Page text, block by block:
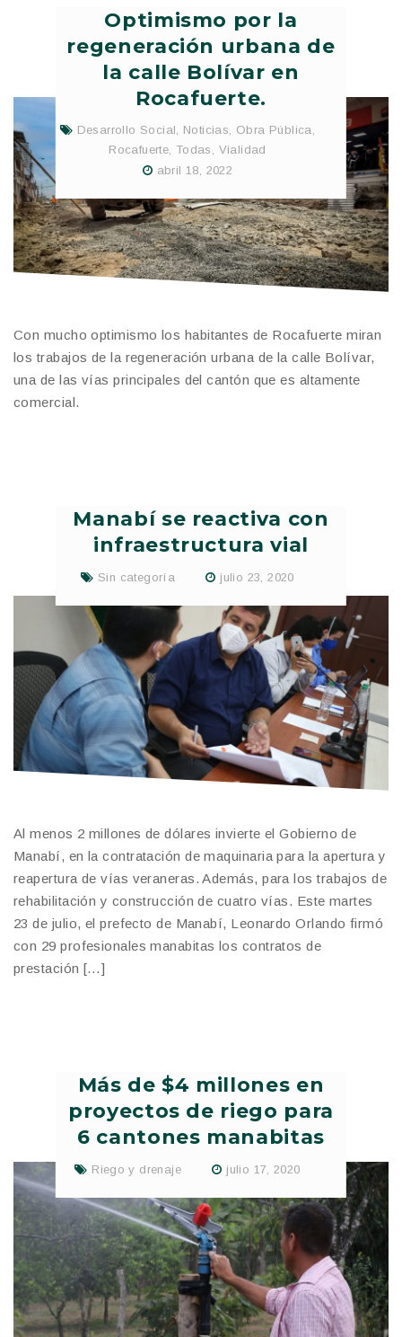
Optimismo por la
regeneración urbana de
la calle Bolívar en
Rocafuerte.
Desarrollo Social, Noticias, Obra Pública,
Rocafuerte, Todas , Vialidad
abril 18, 2022
Con mucho optimismo los habitantes de Rocafuerte miran
los trabajos de la regeneración urbana de la calle Bolívar,
una de las vías principales del cantón que es altamente
comercial.
Manabí se reactiva con
infraestructura vial
Sin categoría julio 23, 2020
Al menos 2 millones de dólares invierte el Gobierno de
Manabí, en la contratación de maquinaria para la apertura y
reapertura de vías veraneras. Además, para los trabajos de
rehabilitación y construcción de cuatro vías. Este martes
23 de julio, el prefecto de Manabí, Leonardo Orlando firmó
con 29 profesionales manabitas los contratos de
prestación […]
Más de $4 millones en
proyectos de riego para
6 cantones manabitas
Riego y drenaje julio 17, 2020